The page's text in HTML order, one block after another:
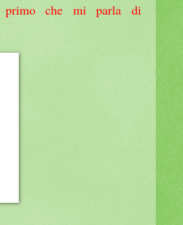
primo che mi parla di